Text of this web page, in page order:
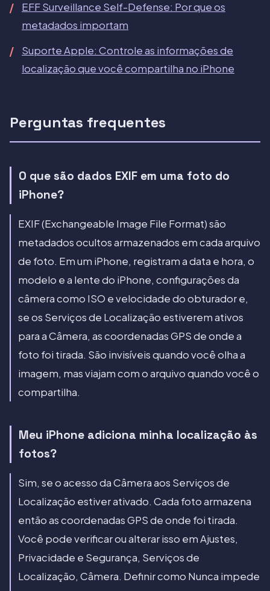
EFF Surveillance Self-Defense: Por que os
metadados importam
Suporte Apple: Controle as informações de
localização que você compartilha no iPhone
Perguntas frequentes
O que são dados EXIF em uma foto do
iPhone?
EXIF (Exchangeable Image File Format) são
metadados ocultos armazenados em cada arquivo
de foto. Em um iPhone, registram a data e hora, o
modelo e a lente do iPhone, configurações da
câmera como ISO e velocidade do obturador e,
se os Serviços de Localização estiverem ativos
para a Câmera, as coordenadas GPS de onde a
foto foi tirada. São invisíveis quando você olha a
imagem, mas viajam com o arquivo quando você o
compartilha.
Meu iPhone adiciona minha localização às
fotos?
Sim, se o acesso da Câmera aos Serviços de
Localização estiver ativado. Cada foto armazena
então as coordenadas GPS de onde foi tirada.
Você pode verificar ou alterar isso em Ajustes,
Privacidade e Segurança, Serviços de
Localização, Câmera. Definir como Nunca impede